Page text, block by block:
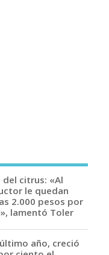
del citrus: «Al
le quedan
2.000 pesos por
lamentó Toler
año, creció